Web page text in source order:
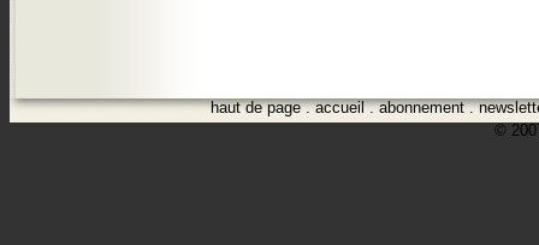
haut de page.accueil.abonnement.
©